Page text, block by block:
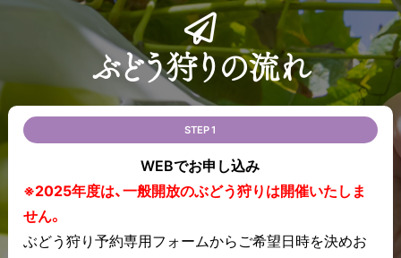
ぶどう狩りの流れ
STEP 1
WEBでお申し込み
※2025年度は、一般開放のぶどう狩りは開催いたしま
せん。
ぶどう狩り予約専用フォームからご希望日時を決めお